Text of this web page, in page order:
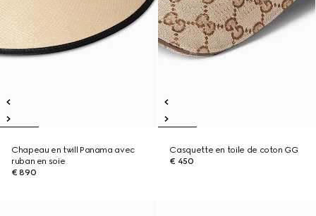
Chapeau en twill Panama avec
ruban en soie
€ 890
Casquette en toile de coton GG
€ 450